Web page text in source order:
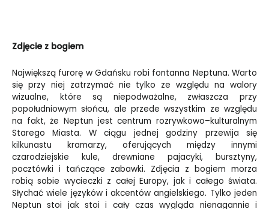
Zdjęcie z bogiem
Największą furorę w Gdańsku robi fontanna Neptuna. Warto
się przy niej zatrzymać nie tylko ze względu na walory
wizualne, które są niepodważalne, zwłaszcza przy
popołudniowym słońcu, ale przede wszystkim ze względu
na fakt, że Neptun jest centrum rozrywkowo–kulturalnym
Starego Miasta. W ciągu jednej godziny przewija się
kilkunastu kramarzy, oferujących między innymi
czarodziejskie kule, drewniane pajacyki, bursztyny,
pocztówki i tańczące zabawki. Zdjęcia z bogiem morza
robią sobie wycieczki z całej Europy, jak i całego świata.
Słychać wiele języków i akcentów angielskiego. Tylko jeden
Neptun stoi jak stoi i cały czas wygląda nienagannie i